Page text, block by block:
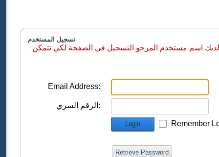
تسجيل المستخدم
اسم مستخدم المرجو التسجيل في الصفحة لكي تتمكن
Email Address:
الرقم السري:
Login Remember
Retrieve Password